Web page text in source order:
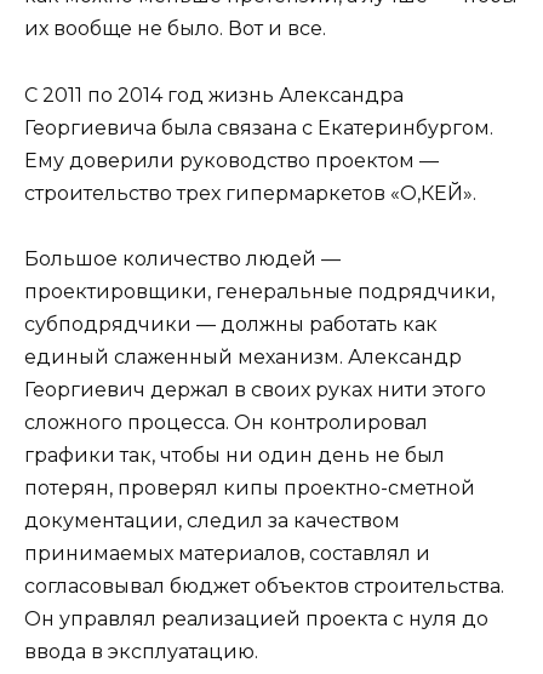
их вообще не было. Вот и все.
С 2011 по 2014 год жизнь Александра
Георгиевича была связана с Екатеринбургом.
Ему доверили руководство проектом —
строительство трех гипермаркетов «О,КЕЙ».
Большое количество людей —
проектировщики, генеральные подрядчики,
субподрядчики — должны работать как
единый слаженный механизм. Александр
Георгиевич держал в своих руках нити этого
сложного процесса. Он контролировал
графики так, чтобы ни один день не был
потерян, проверял кипы проектно-сметной
документации, следил за качеством
принимаемых материалов, составлял и
согласовывал бюджет объектов строительства.
Он управлял реализацией проекта с нуля до
ввода в эксплуатацию.